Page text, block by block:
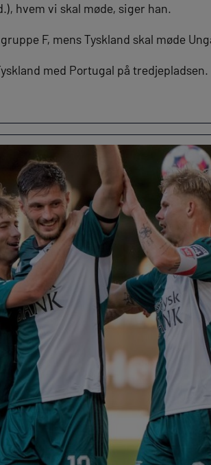
hvem vi skal møde, siger han.
F, mens Tyskland skal møde
med Portugal på tredjepladsen.